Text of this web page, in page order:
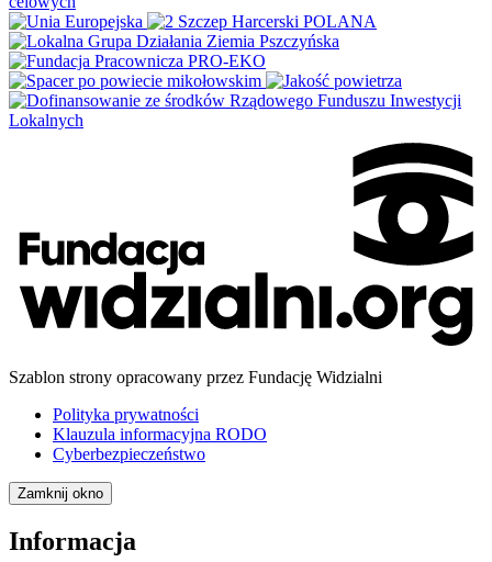
Szablon strony opracowany przez Fundację Widzialni
Polityka prywatności
Klauzula informacyjna RODO
Cyberbezpieczeństwo
Zamknij okno
Informacja